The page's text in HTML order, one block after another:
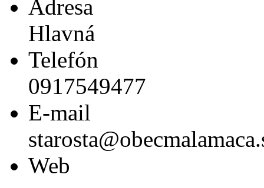
Adresa
Hlavná
Telefón
0917549477
E-mail
Web